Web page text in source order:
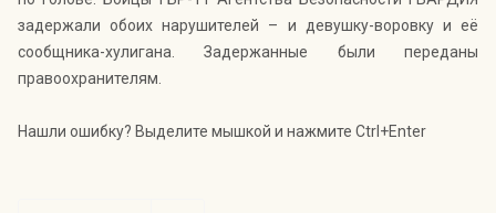
задержали обоих нарушителей – и девушку-воровку и её
сообщника-хулигана. Задержанные были переданы
правоохранителям.
Нашли ошибку? Выделите мышкой и нажмите Ctrl+Enter